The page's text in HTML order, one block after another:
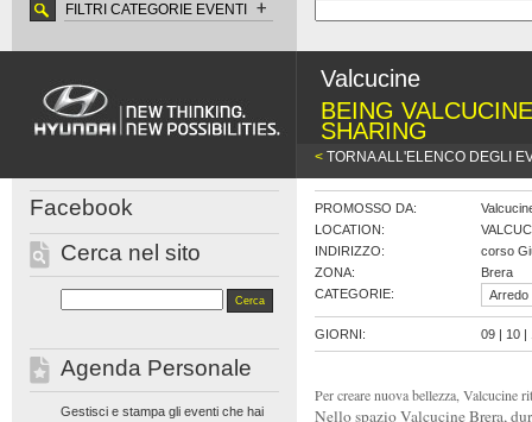
FILTRI CATEGORIE EVENTI
Valcucine
BEING
SHARING
< TORNA ALL'ELENCO DEGLI
Facebook
Cerca nel sito
Agenda Personale
Gestisci e stampa gli eventi che hai
PROMOSSO DA:
LOCATION:
INDIRIZZO:
ZONA:
CATEGORIE:
corso
Brera
Arredo
GIORNI: 09 | 10 |
Per creare nuova bellezza, Valcucine
Nello spazio Valcucine Brera,